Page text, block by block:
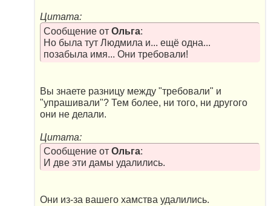
Цитата:
Сообщение от Ольга:
Но была тут Людмила и... ещё одна...
позабыла имя... Они требовали!
Вы знаете разницу между "требовали" и
"упрашивали"? Тем более, ни того, ни другого
они не делали.
Цитата:
Сообщение от Ольга:
И две эти дамы удалились.
Они из-за вашего хамства удалились.